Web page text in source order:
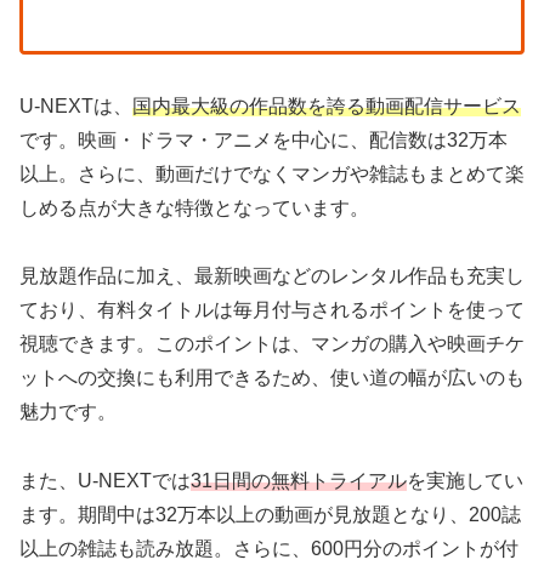
U-NEXTは、 国内最大級の作品数を誇る動画配信サービス
です。映画・ドラマ・アニメを中心に、配信数は32万本
以上。さらに、動画だけでなくマンガや雑誌もまとめて楽
しめる点が大きな特徴となっています。
見放題作品に加え、最新映画などのレンタル作品も充実し
ており、有料タイトルは毎月付与されるポイントを使って
視聴できます。このポイントは、マンガの購入や映画チケ
ットへの交換にも利用できるため、使い道の幅が広いのも
魅力です。
また、U-NEXTでは31日間の無料トライアルを実施してい
ます。期間中は32万本以上の動画が見放題となり、200誌
以上の雑誌も読み放題。さらに、600円分のポイントが付